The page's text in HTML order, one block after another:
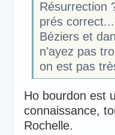
Résurrection
prés
Béziers et
n'ayez pas
on est pas
Ho bourdon est
connaissance,
Rochelle.